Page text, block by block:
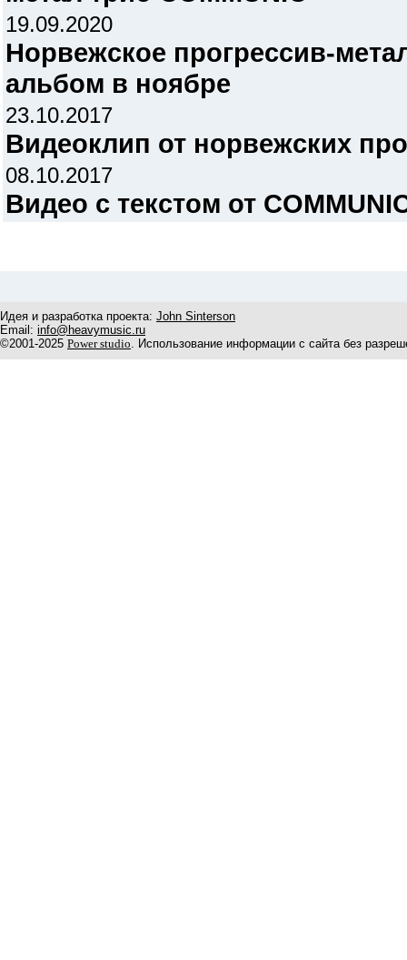
19.09.2020
Норвежское прогрессив-
альбом в ноябре
23.10.2017
Видеоклип от норвежских
08.10.2017
Видео с текстом от
Идея и разработка проекта: John Sinterson
Email: info@heavymusic.ru
©2001-2025 Power studio. Использование информации с сайта без